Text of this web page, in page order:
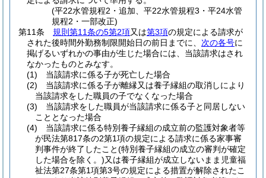
(平22水管規程2・追加、平22水管規程3・平24水管
規程2・一部改正)
第11条
規則第11条の5第2項又は第3項の規定による請求が
された後時間外勤務制限開始日の前日までに、 次の各号に
掲げるいずれかの事由が生じた場合には、当該請求はされ
なかったものとみなす。
(1)
当該請求に係る子が死亡した場合
(2)
当該請求に係る子が離縁又は養子縁組の取消しにより
当該請求をした職員の子でなくなった場合
(3)
当該請求をした職員が当該請求に係る子と同居しない
こととなった場合
(4)
当該請求に係る特別養子縁組の成立前の監護対象者等
が民法第817条の2第1項の規定による請求に係る家事審
判事件が終了したこと(特別養子縁組の成立の審判が確定
した場合を除く。)又は養子縁組が成立しないまま児童福
祉法第27条第1項第3号の規定による措置が解除されたこ